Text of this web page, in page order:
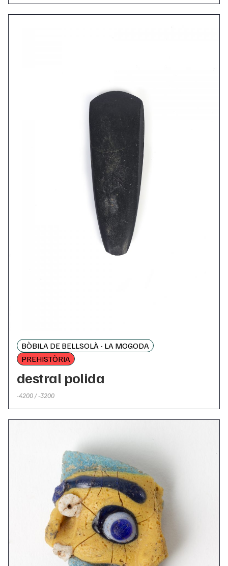
BÒBILA DE BELLSOLÀ - LA MOGODA
PREHISTÒRIA
destral polida
-4200 / -3200